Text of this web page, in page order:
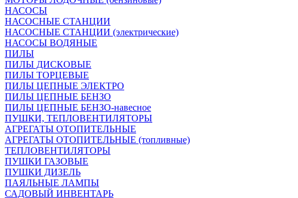
НАСОСЫ
НАСОСНЫЕ СТАНЦИИ
НАСОСНЫЕ СТАНЦИИ (электрические)
НАСОСЫ ВОДЯНЫЕ
ПИЛЫ
ПИЛЫ ДИСКОВЫЕ
ПИЛЫ ТОРЦЕВЫЕ
ПИЛЫ ЦЕПНЫЕ ЭЛЕКТРО
ПИЛЫ ЦЕПНЫЕ БЕНЗО
ПИЛЫ ЦЕПНЫЕ БЕНЗО-навесное
ПУШКИ, ТЕПЛОВЕНТИЛЯТОРЫ
АГРЕГАТЫ ОТОПИТЕЛЬНЫЕ
АГРЕГАТЫ ОТОПИТЕЛЬНЫЕ (топливные)
ТЕПЛОВЕНТИЛЯТОРЫ
ПУШКИ ГАЗОВЫЕ
ПУШКИ ДИЗЕЛЬ
ПАЯЛЬНЫЕ ЛАМПЫ
САДОВЫЙ ИНВЕНТАРЬ